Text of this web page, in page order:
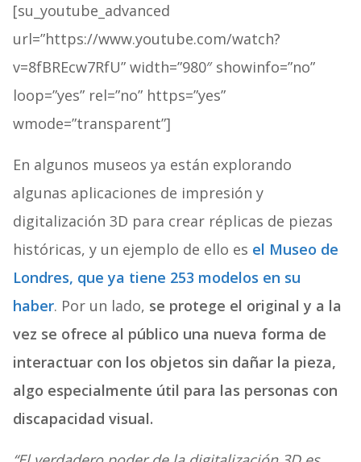
[su_youtube_advanced
url=”https://www.youtube.com/watch?
v=8fBREcw7RfU” width=”980″ showinfo=”no”
loop=”yes” rel=”no” https=”yes”
wmode=”transparent”]
En algunos museos ya están explorando
algunas aplicaciones de impresión y
digitalización 3D para crear réplicas de piezas
históricas, y un ejemplo de ello es el Museo de
Londres, que ya tiene 253 modelos en su
haber. Por un lado, se protege el original y a la
vez se ofrece al público una nueva forma de
interactuar con los objetos sin dañar la pieza,
algo especialmente útil para las personas con
discapacidad visual.